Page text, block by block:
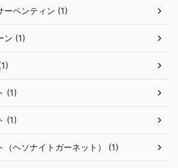
ーペンティン (1)
ン (1)
(1)
(1)
（ヘソナイトガーネット） (1)